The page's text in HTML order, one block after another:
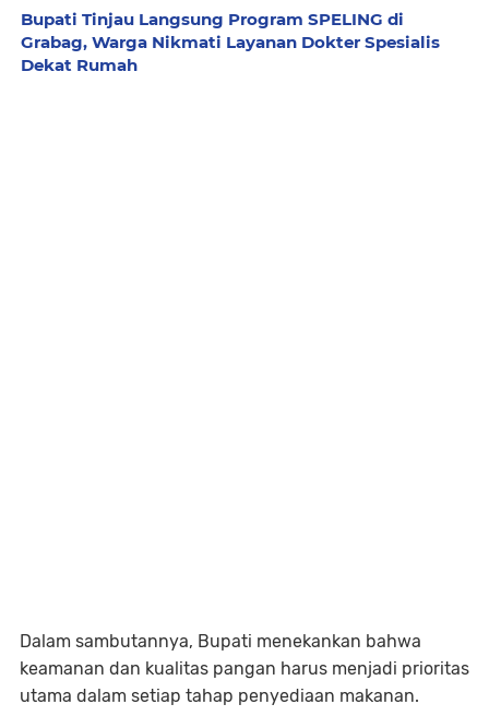
Bupati Tinjau Langsung Program SPELING di
Grabag, Warga Nikmati Layanan Dokter Spesialis
Dekat Rumah
Dalam sambutannya, Bupati menekankan bahwa
keamanan dan kualitas pangan harus menjadi prioritas
utama dalam setiap tahap penyediaan makanan.